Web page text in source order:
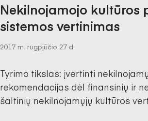
Nekilnojamojo kultūros
sistemos vertinimas
2017 m. rugpjūčio 27 d.
Tyrimo tikslas: įvertinti
rekomendacijas dėl finansinių ir
šaltinių nekilnojamųjų kultūros